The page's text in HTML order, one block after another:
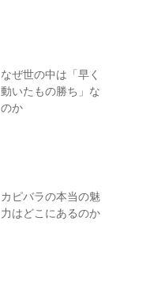
なぜ世の中は「早く
動いたもの勝ち」な
のか
カピバラの本当の魅
力はどこにあるのか